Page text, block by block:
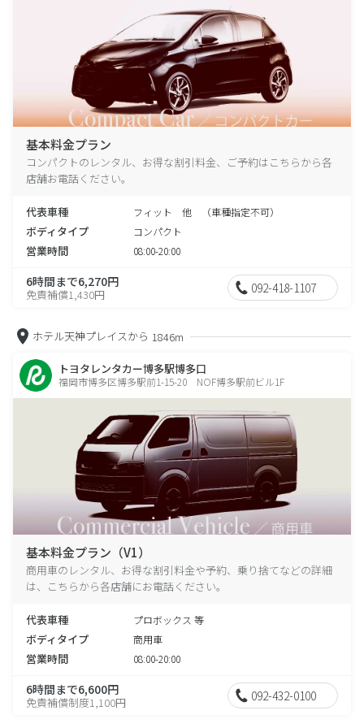
基本料金プラン
コンパクトのレンタル、お得な割引料金、ご予約はこちらから各
店舗お電話ください。
代表車種 フィット 他 （車種指定不可）
ボディタイプ コンパクト
営業時間 08:00-20:00
6時間まで6,270円
免責補償1,430円 092-418-1107
ホテル天神プレイスから 1846m
トヨタレンタカー博多駅博多口
福岡市博多区博多駅前1-15-20 NOF博多駅前ビル1F
基本料金プラン（V1）
商用車のレンタル、お得な割引料金や予約、乗り捨てなどの詳細
は、こちらから各店舗にお電話ください。
代表車種 プロボックス 等
ボディタイプ 商用車
営業時間 08:00-20:00
6時間まで6,600円
免責補償制度1,100円 092-432-0100